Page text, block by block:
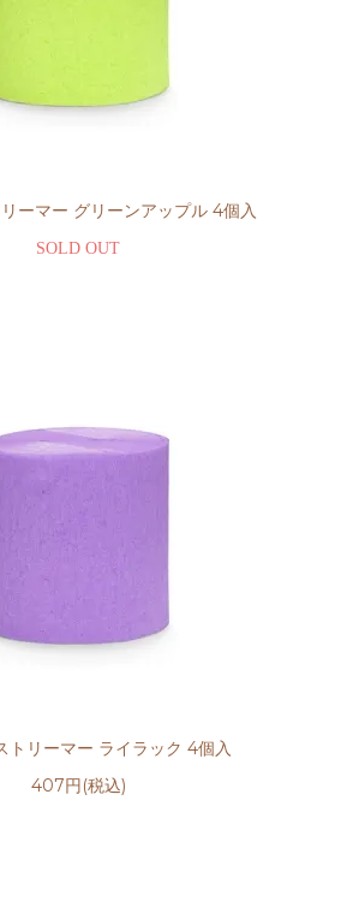
ーマー グリーンアップル 4個入
SOLD OUT
トリーマー ライラック 4個入
407円(税込)